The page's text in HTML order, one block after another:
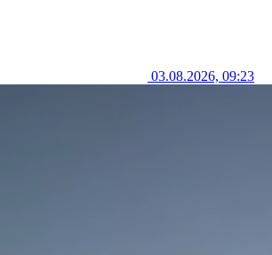
03.08.2026, 09:23